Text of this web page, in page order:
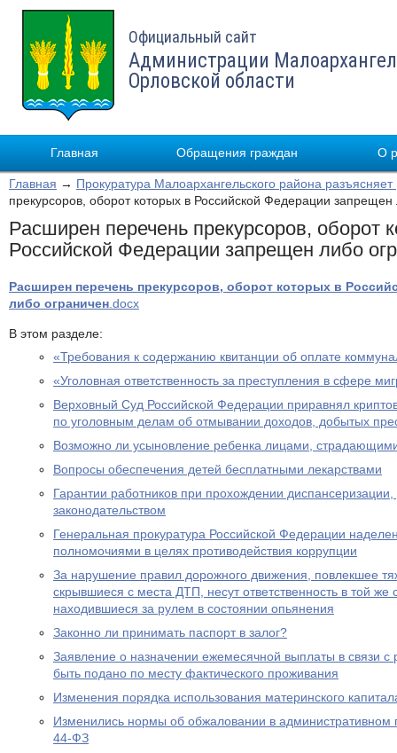
Официальный сайт
Администрации
Орловской области
Главная Обращения граждан О
Главная → Прокуратура Малоархангельского района разъясняет
прекурсоров, оборот которых в Российской Федерации запрещен
Расширен перечень прекурсоров, оборот
Российской Федерации запрещен либо
Расширен перечень прекурсоров, оборот которых в
либо ограничен .docx
В этом разделе:
«Требования к содержанию квитанции об оплате
«Уголовная ответственность за преступления в сфере
Верховный Суд Российской Федерации приравнял
по уголовным делам об отмывании доходов, добытых
Возможно ли усыновление ребенка лицами,
Вопросы обеспечения детей бесплатными лекарствами
Гарантии работников при прохождении
законодательством
Генеральная прокуратура Российской Федерации
полномочиями в целях противодействия коррупции
За нарушение правил дорожного движения, повлекшее
скрывшиеся с места ДТП, несут ответственность в той же
находившиеся за рулем в состоянии опьянения
Законно ли принимать паспорт в залог?
Заявление о назначении ежемесячной выплаты в связи
быть подано по месту фактического проживания
Изменения порядка использования материнского
Изменились нормы об обжаловании в
44-ФЗ